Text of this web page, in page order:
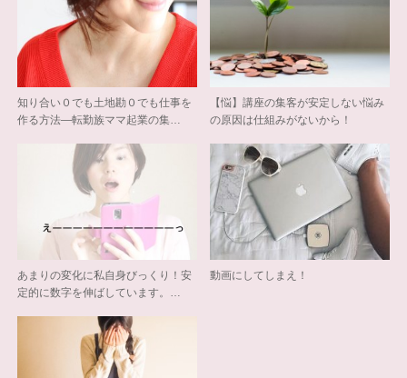
知り合い０でも土地勘０でも仕事を
作る方法―転勤族ママ起業の集…
【悩】講座の集客が安定しない悩み
の原因は仕組みがないから！
あまりの変化に私自身びっくり！安
定的に数字を伸ばしています。…
動画にしてしまえ！